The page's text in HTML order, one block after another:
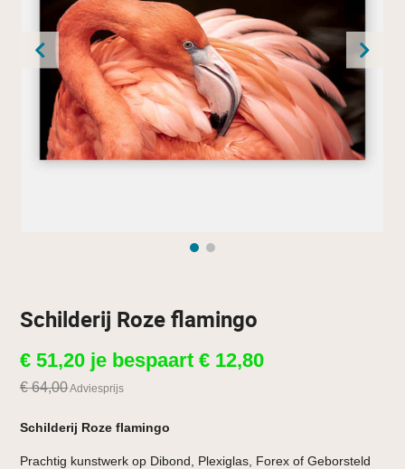
Schilderij Roze flamingo
€ 51,20 je bespaart€ 12,80
€64,00Adviesprijs
Schilderij Roze flamingo
Prachtig kunstwerk op Dibond, Plexiglas, Forex of Geborsteld